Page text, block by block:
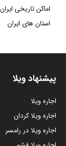
اماکن تاریخی ایران
استان های ایران
پیشنهاد ویلا
اجاره ویلا
اجاره ویلا کردان
اجاره ویلا در رامسر